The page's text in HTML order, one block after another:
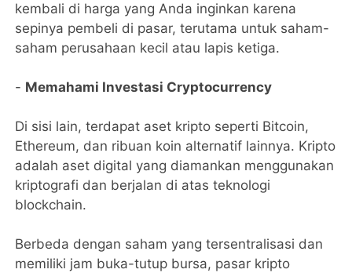
kembali di harga yang Anda inginkan karena
sepinya pembeli di pasar, terutama untuk saham-
saham perusahaan kecil atau lapis ketiga.
- ​Memahami Investasi Cryptocurrency
​Di sisi lain, terdapat aset kripto seperti Bitcoin,
Ethereum, dan ribuan koin alternatif lainnya. Kripto
adalah aset digital yang diamankan menggunakan
kriptografi dan berjalan di atas teknologi
blockchain.
Berbeda dengan saham yang tersentralisasi dan
memiliki jam buka-tutup bursa, pasar kripto